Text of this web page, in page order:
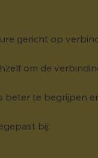
gericht op
om de
te begrijpen
bij: